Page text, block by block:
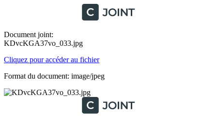
Document joint:
KDvcKGA37vo_033.jpg
Cliquez pour accéder au fichier
Format du document: image/jpeg